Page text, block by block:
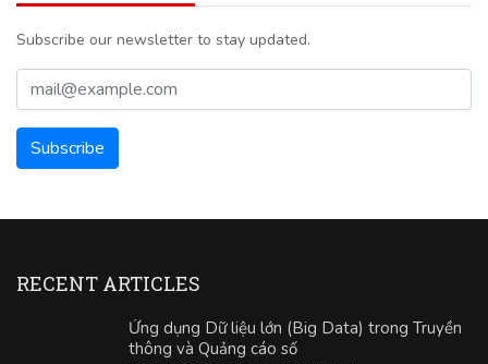
Subscribe our newsletter to stay updated.
RECENT ARTICLES
Ứng dụng Dữ liệu lớn (Big Data) trong Truyền
thông và Quảng cáo số